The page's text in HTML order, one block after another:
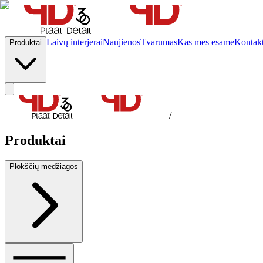
Produktai Laivų interjeraiNaujienosTvarumasKas mes esame
/
Produktai
Plokščių medžiagos